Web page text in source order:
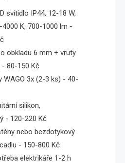
svítidlo IP44, 12-18 W,
4000 K, 700-1000 lm -
obkladu 6 mm + vruty
- 80-150 Kč
WAGO 3x (2-3 ks) - 40-
silikon,
- 120-220 Kč
nebo bezdotykový
- 150-800 Kč
elektrikáře 1-2 h